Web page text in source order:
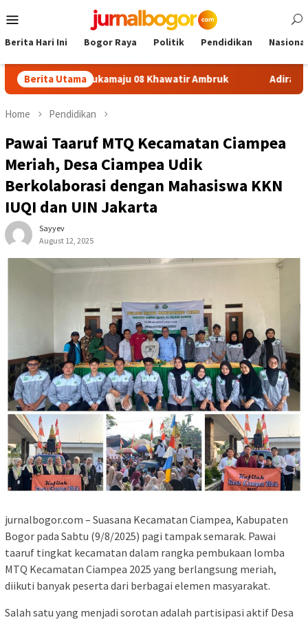
to
Menu
Berita Hari Ini Bogor Raya Politik Pendidikan Nasional
Berita Utama
SDN Sukamaju 08 Khawatir Ambruk Adira Expo
Home Pendidikan
Pawai Taaruf MTQ Kecamatan Ciampea
Meriah, Desa Ciampea Udik
Berkolaborasi dengan Mahasiswa KKN
IUQI dan UIN Jakarta
Sayyev
August 12, 2025
jurnalbogor.com – Suasana Kecamatan Ciampea, Kabupaten
Bogor pada Sabtu (9/8/2025) pagi tampak semarak. Pawai
taaruf tingkat kecamatan dalam rangka pembukaan lomba
MTQ Kecamatan Ciampea 2025 yang berlangsung meriah,
diikuti banyak peserta dari berbagai elemen masyarakat.
Salah satu yang menjadi sorotan adalah partisipasi aktif Desa